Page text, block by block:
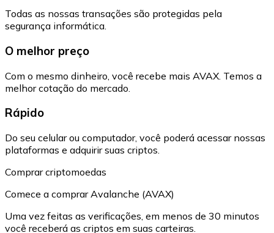
Todas as nossas transações são protegidas pela
segurança informática.
O melhor preço
Com o mesmo dinheiro, você recebe mais AVAX. Temos a
melhor cotação do mercado.
Rápido
Do seu celular ou computador, você poderá acessar nossas
plataformas e adquirir suas criptos.
Comprar criptomoedas
Comece a comprar Avalanche (AVAX)
Uma vez feitas as verificações, em menos de 30 minutos
você receberá as criptos em suas carteiras.